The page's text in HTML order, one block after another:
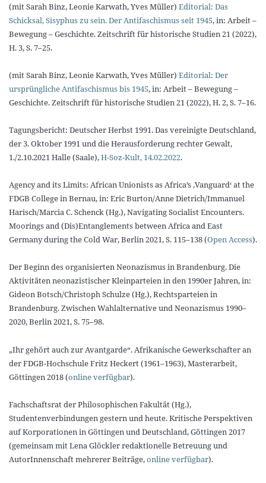
(mit Sarah Binz, Leonie Karwath, Yves Müller) Editorial: Das
Schicksal, Sisyphus zu sein. Der Antifaschismus seit 1945, in: Arbeit –
Bewegung – Geschichte. Zeitschrift für historische Studien 21 (2022),
H. 3, S. 7–25.
(mit Sarah Binz, Leonie Karwath, Yves Müller) Editorial: Der
ursprüngliche Antifaschismus bis 1945, in: Arbeit – Bewegung –
Geschichte. Zeitschrift für historische Studien 21 (2022), H. 2, S. 7–16.
Tagungsbericht: Deutscher Herbst 1991. Das vereinigte Deutschland,
der 3. Oktober 1991 und die Herausforderung rechter Gewalt,
1./2.10.2021 Halle (Saale),H-Soz-Kult, 14.02.2022.
Agency and its Limits: African Unionists as Africa’s ‚Vanguard‘ at the
FDGB College in Bernau, in: Eric Burton/Anne Dietrich/Immanuel
Harisch/Marcia C. Schenck (Hg.), Navigating Socialist Encounters.
Moorings and (Dis)Entanglements between Africa and East
Germany during the Cold War, Berlin 2021, S. 115–138 (Open Access).
Der Beginn des organisierten Neonazismus in Brandenburg. Die
Aktivitäten neonazistischer Kleinparteien in den 1990er Jahren, in:
Gideon Botsch/Christoph Schulze (Hg.), Rechtsparteien in
Brandenburg. Zwischen Wahlalternative und Neonazismus 1990–
2020, Berlin 2021, S. 75–98.
„Ihr gehört auch zur Avantgarde“. Afrikanische Gewerkschafter an
der FDGB-Hochschule Fritz Heckert (1961–1963), Masterarbeit,
Göttingen 2018 (online verfügbar).
Fachschaftsrat der Philosophischen Fakultät (Hg.),
Studentenverbindungen gestern und heute. Kritische Perspektiven
auf Korporationen in Göttingen und Deutschland, Göttingen 2017
(gemeinsam mit Lena Glöckler redaktionelle Betreuung und
AutorInnenschaft mehrerer Beiträge,online verfügbar).